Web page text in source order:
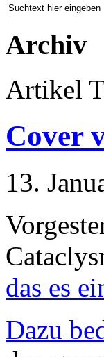
Archiv
Artikel
Cover
13.
das es
Dazu